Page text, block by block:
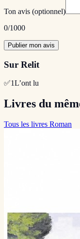
Ton avis (optionnel)
0/1000
Publier mon avis
Sur Relit
✅1L’ont lu
Livres du
Tous les livres Roman